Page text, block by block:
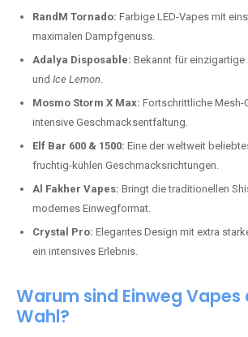
RandM Tornado: Farbige LED-Vapes mit
maximalen Dampfgenuss.
Adalya Disposable: Bekannt für einzigartige
und Ice Lemon.
Mosmo Storm X Max: Fortschrittliche Mesh-
intensive Geschmacksentfaltung.
Elf Bar 600 & 1500: Eine der weltweit
fruchtig-kühlen Geschmacksrichtungen.
Al Fakher Vapes: Bringt die traditionellen
modernes Einwegformat.
Crystal Pro: Elegantes Design mit extra
ein intensives Erlebnis.
Warum sind Einweg Vapes
Wahl?